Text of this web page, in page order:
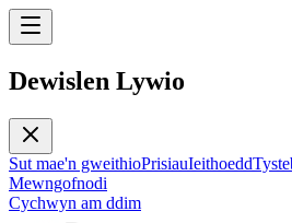
Dewislen Lywio
Sut mae'n gweithioPrisiauIeithoedd
Mewngofnodi
Cychwyn am ddim